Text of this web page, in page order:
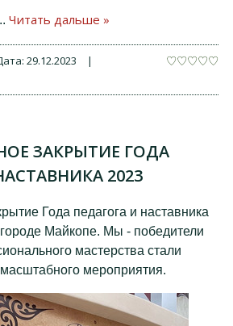
Читать дальше »
29.12.2023 |
ЗАКРЫТИЕ ГОДА
2023
Года педагога и наставника
Майкопе. Мы - победители
мастерства стали
мероприятия.